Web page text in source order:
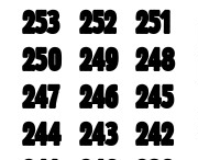
253 252 251
250 249 248
247 246 245
244 243 242